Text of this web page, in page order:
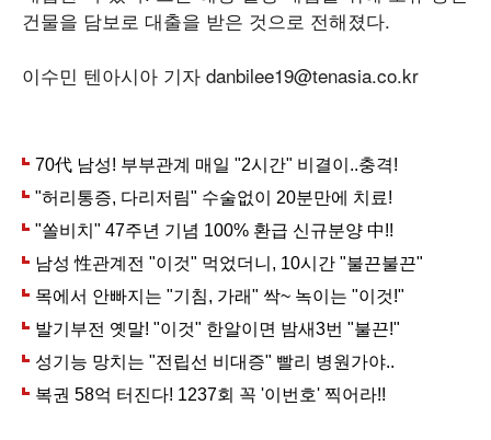
건물을 담보로 대출을 받은 것으로 전해졌다.
이수민 텐아시아 기자 danbilee19@tenasia.co.kr